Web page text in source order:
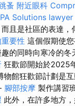
蚤 附近眼科
Solutions lawyer
且是社區的表達，
要性 這個假期使
的同時向寒冷的冬
狂歡節開始於2025
物館狂歡節計劃是
腳部按摩 製作講習
此外，在許多地方